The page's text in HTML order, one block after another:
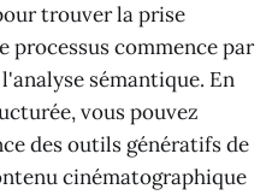
trouver la prise
processus commence par
sémantique. En
vous pouvez
des outils génératifs de
cinématographique